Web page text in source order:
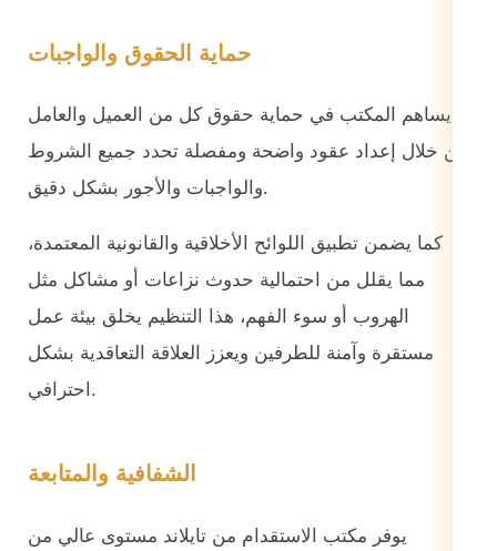
حماية الحقوق والواجبات
يساهم المكتب في حماية حقوق كل من العميل والعامل
من خلال إعداد عقود واضحة ومفصلة تحدد جميع الشروط
والواجبات والأجور بشكل دقيق.
كما يضمن تطبيق اللوائح الأخلاقية والقانونية المعتمدة،
مما يقلل من احتمالية حدوث نزاعات أو مشاكل مثل
الهروب أو سوء الفهم، هذا التنظيم يخلق بيئة عمل
مستقرة وآمنة للطرفين ويعزز العلاقة التعاقدية بشكل
احترافي.
الشفافية والمتابعة
يوفر مكتب الاستقدام من تايلاند مستوى عالي من